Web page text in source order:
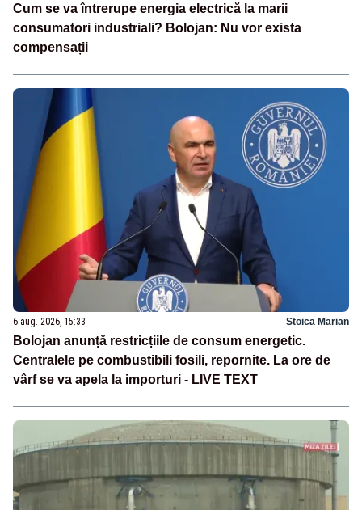
Cum se va întrerupe energia electrică la marii
consumatori industriali? Bolojan: Nu vor exista
compensații
6 aug. 2026, 15:33 Stoica Marian
Bolojan anunță restricțiile de consum energetic.
Centralele pe combustibili fosili, repornite. La ore de
vârf se va apela la importuri - LIVE TEXT